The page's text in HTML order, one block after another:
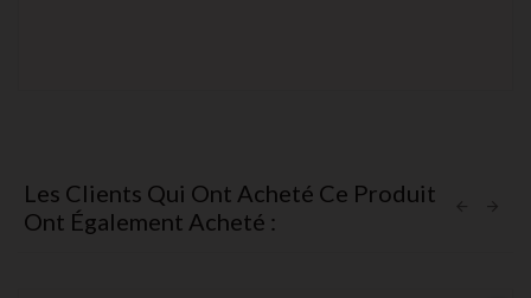
Les Clients Qui Ont Acheté Ce Produit
Ont Également Acheté :